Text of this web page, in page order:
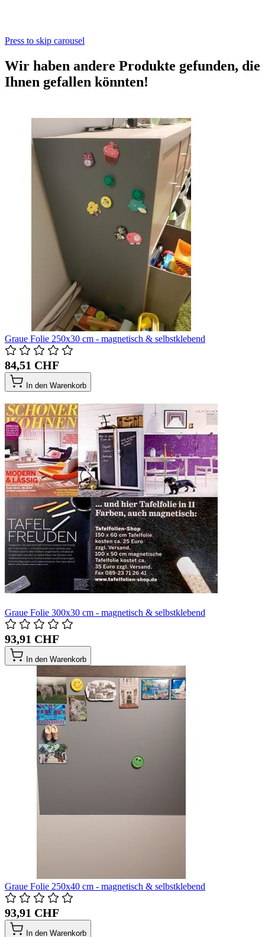
Press to skip carousel
Wir haben andere Produkte gefunden, die
Ihnen gefallen könnten!
Graue Folie 250x30 cm - magnetisch & selbstklebend
84,51 CHF
In den Warenkorb
Graue Folie 300x30 cm - magnetisch & selbstklebend
93,91 CHF
In den Warenkorb
Graue Folie 250x40 cm - magnetisch & selbstklebend
93,91 CHF
In den Warenkorb